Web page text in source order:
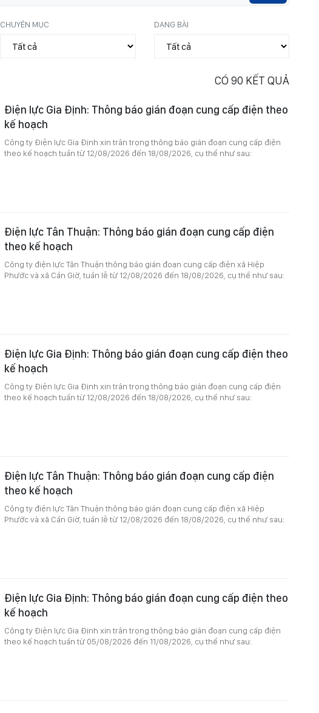
CHUYÊN MỤC DẠNG BÀI
CÓ 90 KẾT QUẢ
Điện lực Gia Định: Thông báo gián đoạn cung cấp điện theo
kế hoạch
Công ty Điện lực Gia Định xin trân trọng thông báo gián đoạn cung cấp điện
theo kế hoạch tuần từ 12/08/2026 đến 18/08/2026, cụ thể như sau:
Điện lực Tân Thuận: Thông báo gián đoạn cung cấp điện
theo kế hoạch
Công ty điện lực Tân Thuận thông báo gián đoạn cung cấp điện xã Hiệp
Phước và xã Cần Giờ, tuần lễ từ 12/08/2026 đến 18/08/2026, cụ thể như sau:
Điện lực Gia Định: Thông báo gián đoạn cung cấp điện theo
kế hoạch
Công ty Điện lực Gia Định xin trân trọng thông báo gián đoạn cung cấp điện
theo kế hoạch tuần từ 12/08/2026 đến 18/08/2026, cụ thể như sau:
Điện lực Tân Thuận: Thông báo gián đoạn cung cấp điện
theo kế hoạch
Công ty điện lực Tân Thuận thông báo gián đoạn cung cấp điện xã Hiệp
Phước và xã Cần Giờ, tuần lễ từ 12/08/2026 đến 18/08/2026, cụ thể như sau:
Điện lực Gia Định: Thông báo gián đoạn cung cấp điện theo
kế hoạch
Công ty Điện lực Gia Định xin trân trọng thông báo gián đoạn cung cấp điện
theo kế hoạch tuần từ 05/08/2026 đến 11/08/2026, cụ thể như sau: